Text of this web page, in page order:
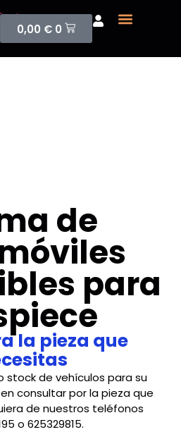
0,00 € 0
de
para
la pieza que
stock de vehículos para su
consultar por la pieza que
de nuestros teléfonos
o 625329815.